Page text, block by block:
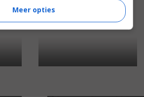
Meer opties